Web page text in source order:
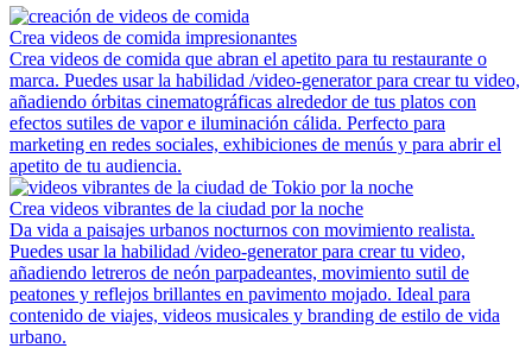
Crea videos de comida impresionantes
Crea videos de comida que abran el apetito para tu restaurante o
marca. Puedes usar la habilidad /video-generator para crear tu video,
añadiendo órbitas cinematográficas alrededor de tus platos con
efectos sutiles de vapor e iluminación cálida. Perfecto para
marketing en redes sociales, exhibiciones de menús y para abrir el
apetito de tu audiencia.
Crea videos vibrantes de la ciudad por la noche
Da vida a paisajes urbanos nocturnos con movimiento realista.
Puedes usar la habilidad /video-generator para crear tu video,
añadiendo letreros de neón parpadeantes, movimiento sutil de
peatones y reflejos brillantes en pavimento mojado. Ideal para
contenido de viajes, videos musicales y branding de estilo de vida
urbano.